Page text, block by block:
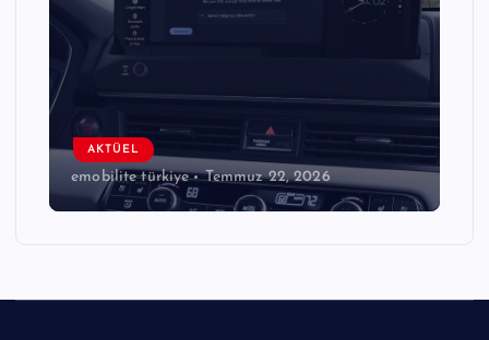
AKTÜEL
emobilite türkiye Temmuz 22, 2026